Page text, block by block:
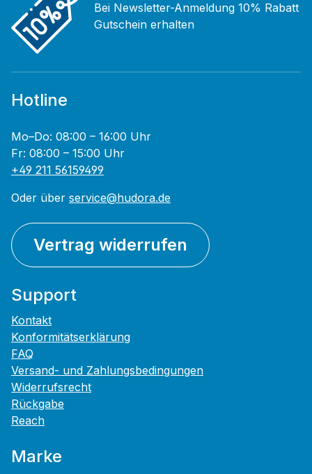
Bei Newsletter-Anmeldung 10% Rabatt
Gutschein erhalten
Hotline
Mo–Do: 08:00 – 16:00 Uhr
Fr: 08:00 – 15:00 Uhr
+49 211 56159499
Oder über service@hudora.de
Vertrag widerrufen
Support
Kontakt
Konformitätserklärung
FAQ
Versand- und Zahlungsbedingungen
Widerrufsrecht
Rückgabe
Reach
Marke